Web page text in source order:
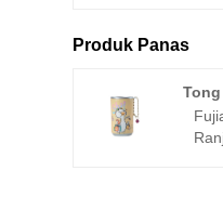
Produk Panas